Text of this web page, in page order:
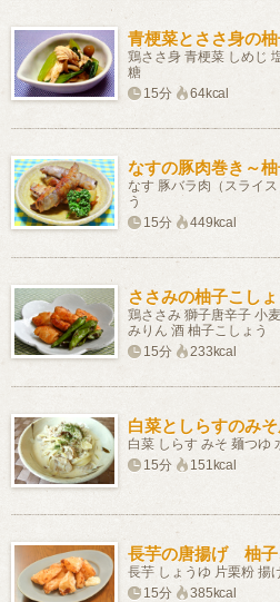
青梗菜とささ身の
鶏ささ身 青梗菜 しめじ
糖
15分
64kcal
なすの豚肉巻き～
なす 豚バラ肉（スライ
う
15分
449kcal
ささみの柚子こし
鶏ささみ 獅子唐辛子 小
みりん 酒 柚子こしょう
15分
233kcal
白菜としらすのみ
白菜 しらす みそ 麺つゆ
15分
151kcal
長芋の唐揚げ 柚子
長芋 しょうゆ 片栗粉 揚
15分
385kcal